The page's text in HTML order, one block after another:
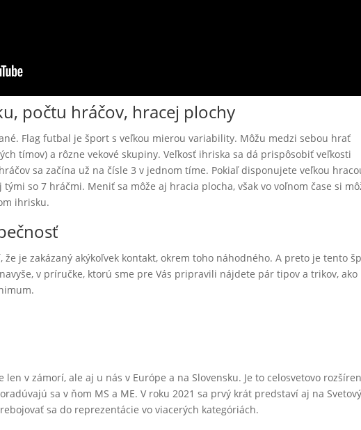
počtu hráčov, hracej plochy
Flag futbal je šport s veľkou mierou variability. Môžu medzi sebou hrať
tímov) a rôzne vekové skupiny. Veľkosť ihriska sa dá prispôsobiť veľkosti
sa začína už na čísle 3 v jednom tíme. Pokiaľ disponujete veľkou
so 7 hráčmi. Meniť sa môže aj hracia plocha, však vo voľnom čase si
ihrisku.
že je zakázaný akýkoľvek kontakt, okrem toho náhodného. A preto je tento
v príručke, ktorú sme pre Vás pripravili nájdete pár tipov a trikov, ako
v zámorí, ale aj u nás v Európe a na Slovensku. Je to celosvetovo
sa v ňom MS a ME. V roku 2021 sa prvý krát predstaví aj na
sa do reprezentácie vo viacerých kategóriách.